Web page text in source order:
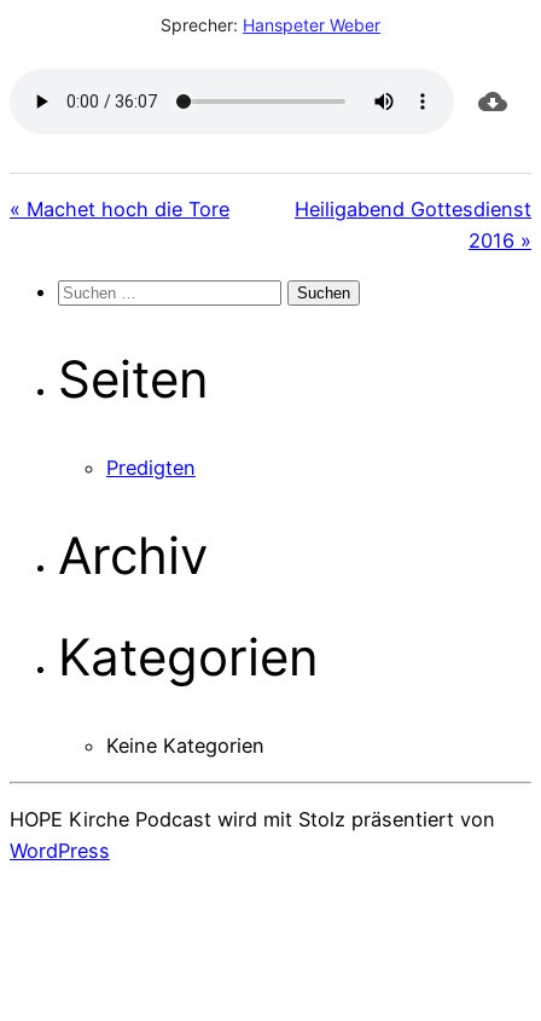
Sprecher: Hanspeter Weber
« Machet hoch die Tore
Heiligabend Gottesdienst
2016 »
Suchen
Seiten
Predigten
Archiv
Kategorien
Keine Kategorien
HOPE Kirche Podcast wird mit Stolz präsentiert von
WordPress